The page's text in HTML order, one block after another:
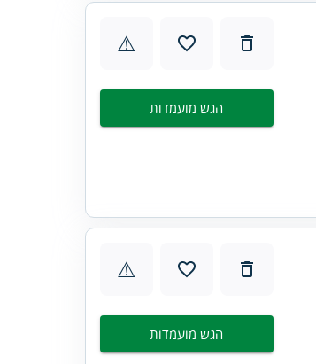
⚠
הגש מועמדות
⚠
הגש מועמדות